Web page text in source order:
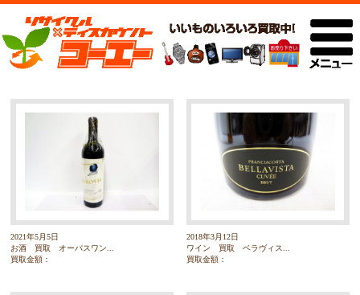
2021年5月5日
お酒 買取 オーパスワン...
買取金額：
2018年3月12日
ワイン 買取 ベラヴィス...
買取金額：